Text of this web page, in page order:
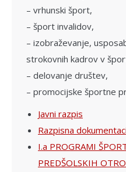
– vrhunski šport,
– šport invalidov,
– izobraževanje,
strokovnih kadrov v
– delovanje društev,
– promocijske športne
Javni razpis
Razpisna
I.a PROGRAMI
PREDŠOLSKIH